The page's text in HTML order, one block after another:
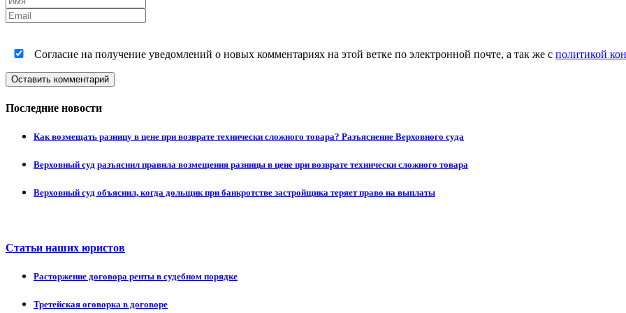
Согласие на получение уведомлений о новых комментариях на этой ветке по электронной почте, а так же с политикой
Оставить комментарий
Последние новости
Как возмещать разницу в цене при возврате технически сложного товара? Разъяснение Верховного суда
Верховный суд разъяснил правила возмещения разницы в цене при возврате технически сложного товара
Верховный суд объяснил, когда дольщик при банкротстве застройщика теряет право на выплаты
Статьи наших юристов
Расторжение договора ренты в судебном порядке
Третейская оговорка в договоре